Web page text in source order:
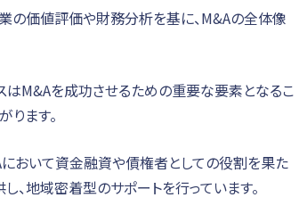
の価値評価や財務分析を基に、M&Aの全体像
はM&Aを成功させるための重要な要素となるこ
ます。
おいて資金融資や債権者としての役割を果た
、地域密着型のサポートを行っています。